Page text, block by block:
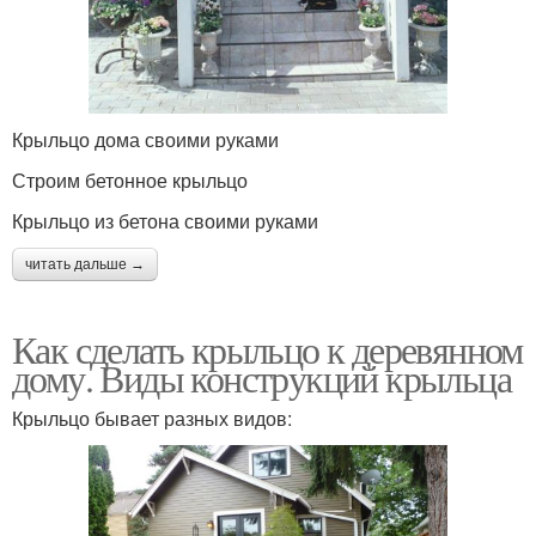
Крыльцо дома своими руками
Строим бетонное крыльцо
Крыльцо из бетона своими руками
читать дальше →
Как сделать крыльцо к деревянном
дому. Виды конструкций крыльца
Крыльцо бывает разных видов: